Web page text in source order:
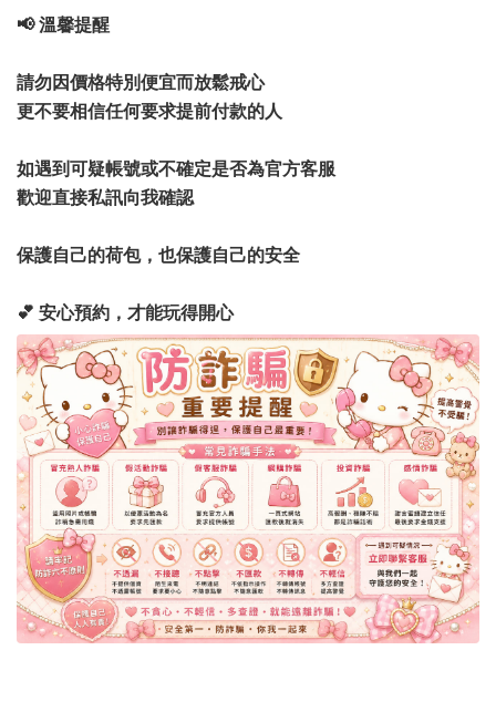
📢 溫馨提醒
請勿因價格特別便宜而放鬆戒心
更不要相信任何要求提前付款的人
如遇到可疑帳號或不確定是否為官方客服
歡迎直接私訊向我確認
保護自己的荷包，也保護自己的安全
💕 安心預約，才能玩得開心